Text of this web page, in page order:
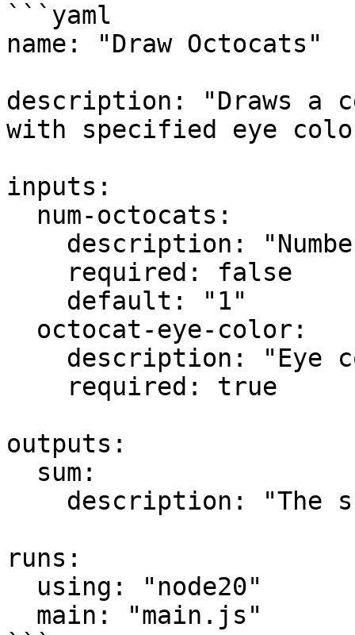
```yaml
name: "Draw Octocats"
description: "Draws a
with specified eye
inputs:
outputs:
runs: